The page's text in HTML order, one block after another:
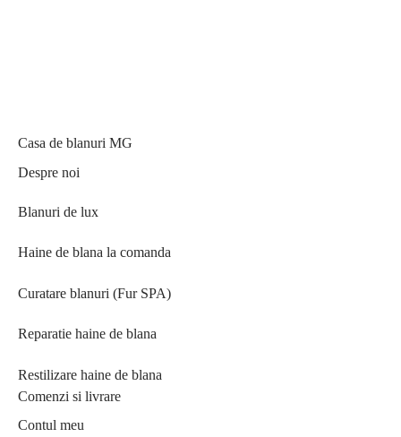
Casa de blanuri MG
Despre noi
Blanuri de lux
Haine de blana la comanda
Curatare blanuri (Fur SPA)
Reparatie haine de blana
Restilizare haine de blana
Comenzi si livrare
Contul meu